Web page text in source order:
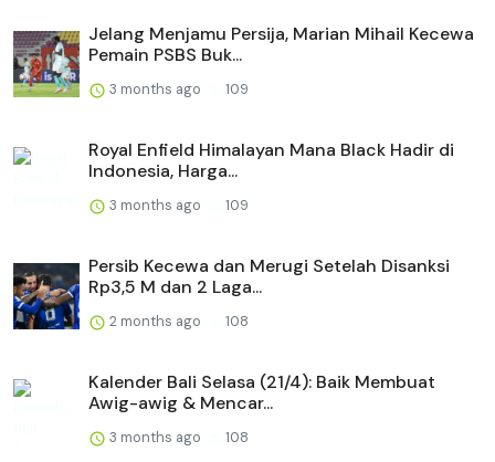
Jelang Menjamu Persija, Marian Mihail Kecewa
Pemain PSBS Buk...
3 months ago 109
Royal Enfield Himalayan Mana Black Hadir di
Indonesia, Harga...
3 months ago 109
Persib Kecewa dan Merugi Setelah Disanksi
Rp3,5 M dan 2 Laga...
2 months ago 108
Kalender Bali Selasa (21/4): Baik Membuat
Awig-awig & Mencar...
3 months ago 108